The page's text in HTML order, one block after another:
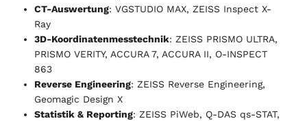
CT-Auswertung: VGSTUDIO MAX, ZEISS Inspect X-
Ray
3D-Koordinatenmesstechnik: ZEISS PRISMO ULTRA,
PRISMO VERITY, ACCURA 7, ACCURA II, O-INSPECT
863
Reverse Engineering: ZEISS Reverse Engineering,
Geomagic Design X
Statistik & Reporting: ZEISS PiWeb, Q-DAS qs-STAT,